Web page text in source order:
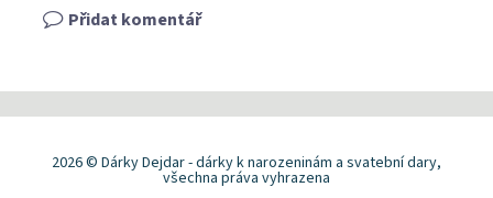
Přidat komentář
2026 © Dárky Dejdar - dárky k narozeninám a svatební dary,
všechna práva vyhrazena